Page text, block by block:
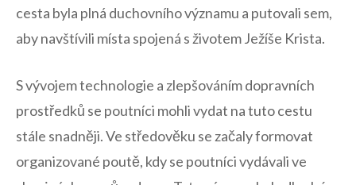
cesta byla ⁤plná duchovního ⁣významu a putovali sem,
‌aby navštívili místa spojená s ⁣životem Ježíše Krista.
S vývojem technologie a zlepšováním dopravních
prostředků se poutníci mohli vydat na tuto cestu
stále snadněji. Ve ‌středověku se začaly formovat
organizované poutě, kdy se poutníci vydávali ve